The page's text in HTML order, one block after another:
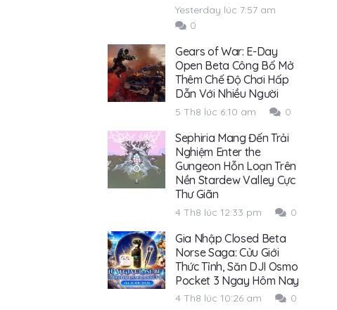
Yesterday lúc 7:57 am
0
Gears of War: E-Day
Open Beta Công Bố Mở
Thêm Chế Độ Chơi Hấp
Dẫn Với Nhiều Người
5 Th8 lúc 6:10 am 0
Sephiria Mang Đến Trải
Nghiệm Enter the
Gungeon Hỗn Loạn Trên
Nền Stardew Valley Cực
Thư Giãn
4 Th8 lúc 12:33 pm 0
Gia Nhập Closed Beta
Norse Saga: Cửu Giới
Thức Tỉnh, Săn DJI Osmo
Pocket 3 Ngay Hôm Nay
4 Th8 lúc 10:26 am 0